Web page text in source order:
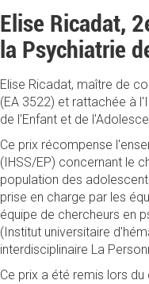
Elise Ricadat,
la Psychiatrie
Elise Ricadat, maître de
(EA 3522) et rattachée à
de l'Enfant et de
Ce prix récompense
(IHSS/EP) concernant le
population des
prise en charge par les
équipe de chercheurs en
(Institut universitaire
interdisciplinaire La
Ce prix a été remis lors